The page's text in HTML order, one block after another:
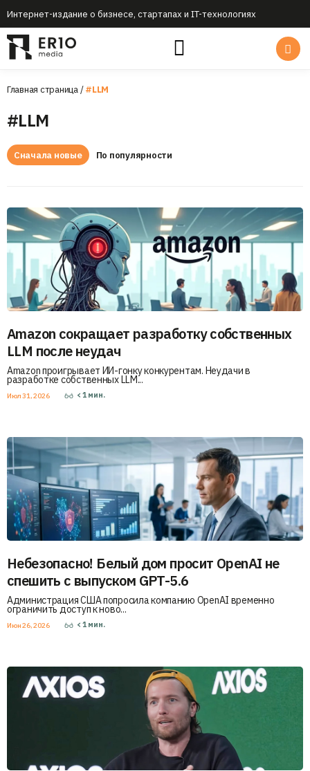
Интернет-издание о бизнесе, стартапах и IT-технологиях
Главная страница/#LLM
#LLM
Сначала новые По популярности
Amazon сокращает разработку собственных
LLM после неудач
Amazon проигрывает ИИ-гонку конкурентам. Неудачи в
разработке собственных LLM...
Июл 31, 2026 < 1 мин.
Небезопасно! Белый дом просит OpenAI не
спешить с выпуском GPT-5.6
Администрация США попросила компанию OpenAI временно
ограничить доступ к ново...
Июн 26, 2026 < 1 мин.